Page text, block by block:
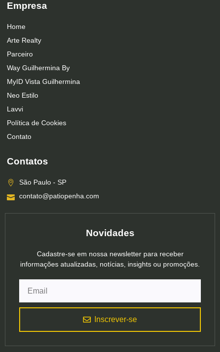
Empresa
Home
Arte Realty
Parceiro
Way Guilhermina By
MyID Vista Guilhermina
Neo Estilo
Lavvi
Política de Cookies
Contato
Contatos
São Paulo - SP
contato@patiopenha.com
Novidades
Cadastre-se em nossa newsletter para receber
informações atualizadas, notícias, insights ou promoções.
Inscrever-se